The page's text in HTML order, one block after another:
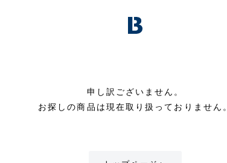
申し訳ございません。
お探しの商品は現在取り扱っておりません。